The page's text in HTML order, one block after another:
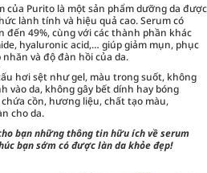
của Purito là một sản phẩm dưỡng da được
lành tính và hiệu quả cao. Serum có
49%, cùng với các thành phần khác
hyaluronic acid,… giúp giảm mụn, phục
và độ đàn hồi của da.
hơi sệt như gel, màu trong suốt, không
vào da, không gây bết dính hay bóng
cồn, hương liệu, chất tạo màu,
cho da.
bạn những thông tin hữu ích vềserum
bạn sớm có được làn da khỏe đẹp!